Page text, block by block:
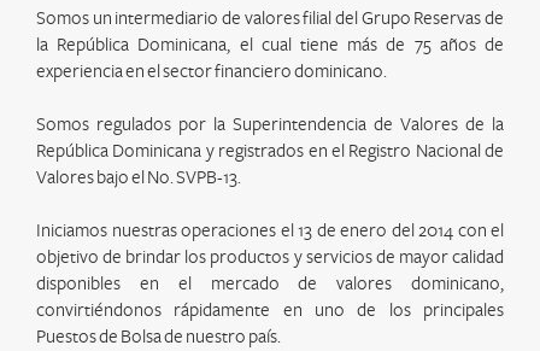
Somos un intermediario de valores filial del Grupo Reservas de
la República Dominicana, el cual tiene más de 75 años de
experiencia en el sector financiero dominicano.
Somos regulados por la Superintendencia de Valores de la
República Dominicana y registrados en el Registro Nacional de
Valores bajo el No. SVPB-13.
Iniciamos nuestras operaciones el 13 de enero del 2014 con el
objetivo de brindar los productos y servicios de mayor calidad
disponibles en el mercado de valores dominicano,
convirtiéndonos rápidamente en uno de los principales
Puestos de Bolsa de nuestro país.